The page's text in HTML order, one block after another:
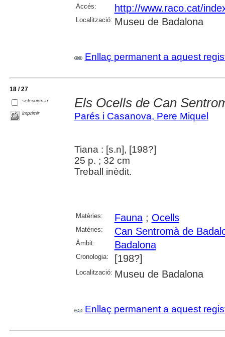
Accés: http://www.raco.cat/
Localització: Museu de Badalona
Enllaç permanent a aquest
18 / 27
seleccionar
imprimir
Els Ocells de Can
Parés i Casanova, Pere Miquel
Tiana : [s.n], [198?]
25 p. ; 32 cm
Treball inèdit.
Matèries: Fauna; Ocells
Matèries: Can Sentromà de
Àmbit: Badalona
Cronologia: [198?]
Localització: Museu de Badalona
Enllaç permanent a aquest